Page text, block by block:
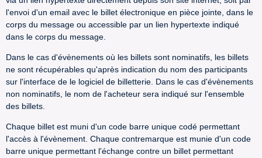
l'envoi d'un email avec le billet électronique en pièce jointe, dans le
corps du message ou accessible par un lien hypertexte indiqué
dans le corps du message.
Dans le cas d'évènements où les billets sont nominatifs, les billets
ne sont récupérables qu'après indication du nom des participants
sur l'interface de le logiciel de billetterie. Dans le cas d'évènements
non nominatifs, le nom de l'acheteur sera indiqué sur l'ensemble
des billets.
Chaque billet est muni d'un code barre unique codé permettant
l'accès à l'évènement. Chaque contremarque est munie d'un code
barre unique permettant l'échange contre un billet permettant